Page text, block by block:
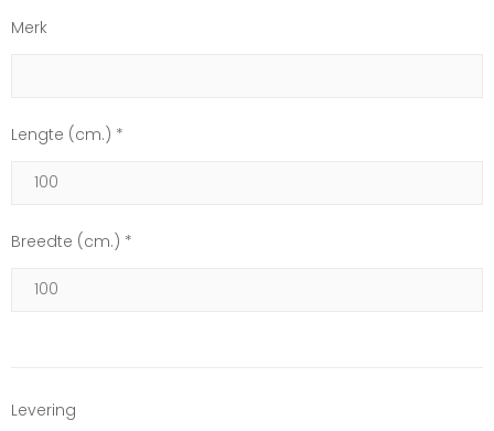
Merk
Lengte (cm.) *
Breedte (cm.) *
Levering